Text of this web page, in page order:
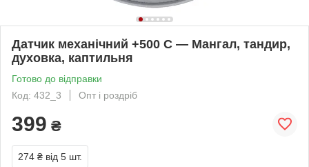
Датчик механічний +500 С — Мангал, тандир,
духовка, каптильня
Готово до відправки
Код: 432_3
Опт і роздріб
399 ₴
274 ₴ від 5 шт.